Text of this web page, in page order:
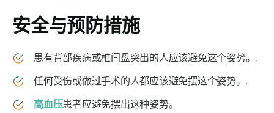
安全与预防措施
患有背部疾病或椎间盘突出的人应该避免这个姿势。.
任何受伤或做过手术的人都应该避免摆这个姿势。.
高血压患者应避免摆出这种姿势。